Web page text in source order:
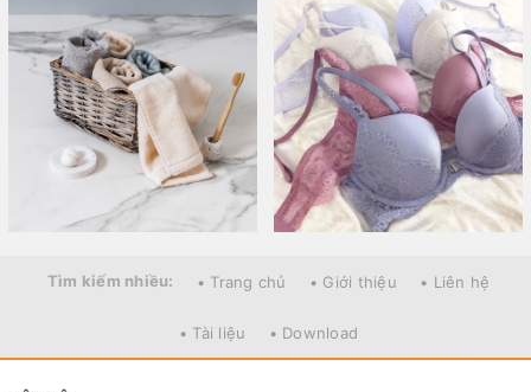
Tìm kiếm nhiều: • Trang chủ • Giới thiệu • Liên hệ
• Tài liệu • Download